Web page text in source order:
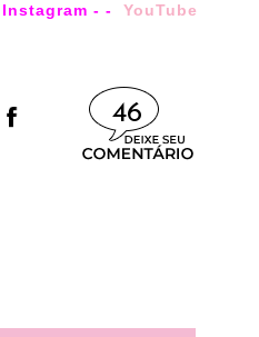
Instagram - - YouTube
46